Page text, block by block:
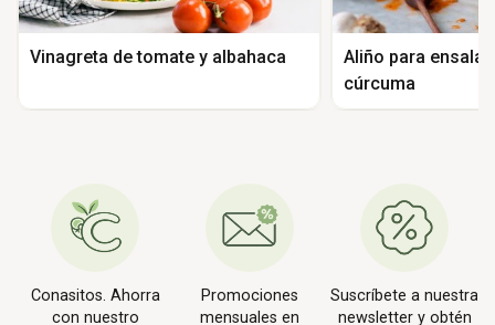
Vinagreta de tomate y albahaca
Aliño para
cúrcuma
Conasitos. Ahorra
con nuestro
Promociones
mensuales en
Suscríbete a nuestra
newsletter y obtén